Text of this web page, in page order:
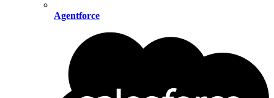
Agentforce